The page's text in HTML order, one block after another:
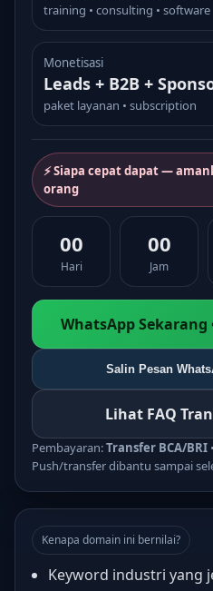
training • consulting • software
Monetisasi
Leads + B2B +
paket layanan • subscription
⚡ Siapa cepat dapat —
orang
00
Hari
00
Jam
WhatsApp Sekarang
Salin Pesan
Lihat FAQ
Pembayaran:Transfer BCA/BRI •
Push/transfer dibantu sampai
Kenapa domain ini bernilai?
Keyword industri yang